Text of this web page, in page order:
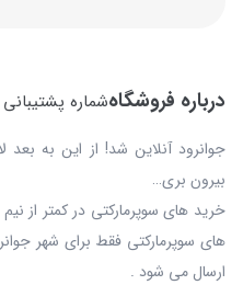
درباره فروشگاهشماره پشتیبانی :
جوانرود آنلاین شد! از این به بعد
بیرون بری…
خرید های سوپرمارکتی در کمتر از
های سوپرمارکتی فقط برای شهر
ارسال می شود .